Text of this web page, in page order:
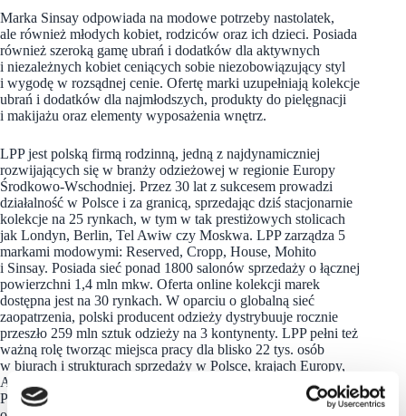
Marka Sinsay odpowiada na modowe potrzeby nastolatek,
ale również młodych kobiet, rodziców oraz ich dzieci. Posiada
również szeroką gamę ubrań i dodatków dla aktywnych
i niezależnych kobiet ceniących sobie niezobowiązujący styl
i wygodę w rozsądnej cenie. Ofertę marki uzupełniają kolekcje
ubrań i dodatków dla najmłodszych, produkty do pielęgnacji
i makijażu oraz elementy wyposażenia wnętrz.
LPP jest polską firmą rodzinną, jedną z najdynamiczniej
rozwijających się w branży odzieżowej w regionie Europy
Środkowo-Wschodniej. Przez 30 lat z sukcesem prowadzi
działalność w Polsce i za granicą, sprzedając dziś stacjonarnie
kolekcje na 25 rynkach, w tym w tak prestiżowych stolicach
jak Londyn, Berlin, Tel Awiw czy Moskwa. LPP zarządza 5
markami modowymi: Reserved, Cropp, House, Mohito
i Sinsay. Posiada sieć ponad 1800 salonów sprzedaży o łącznej
powierzchni 1,4 mln mkw. Oferta online kolekcji marek
dostępna jest na 30 rynkach. W oparciu o globalną sieć
zaopatrzenia, polski producent odzieży dystrybuuje rocznie
przeszło 259 mln sztuk odzieży na 3 kontynenty. LPP pełni też
ważną rolę tworząc miejsca pracy dla blisko 22 tys. osób
w biurach i strukturach sprzedaży w Polsce, krajach Europy,
Azji i Afryki. Spółka jest notowana na warszawskiej Giełdzie
Papierów Wartościowych w ramach indeksu WIG20